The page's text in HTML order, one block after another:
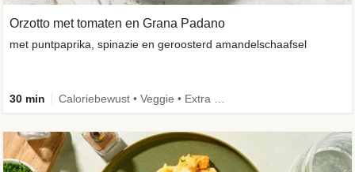
Orzotto met tomaten en Grana Padano
met puntpaprika, spinazie en geroosterd amandelschaafsel
30 min